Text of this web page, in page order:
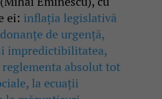
ei: inflația legislativă
de urgență,
impredictibilitatea,
absolut tot
la ecuații